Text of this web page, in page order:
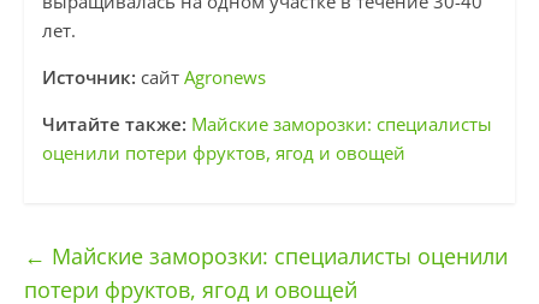
лет.
Источник: сайт Аgronews
Читайте также: Майские заморозки: специалисты
оценили потери фруктов, ягод и овощей
← Майские заморозки: специалисты оценили
потери фруктов, ягод и овощей